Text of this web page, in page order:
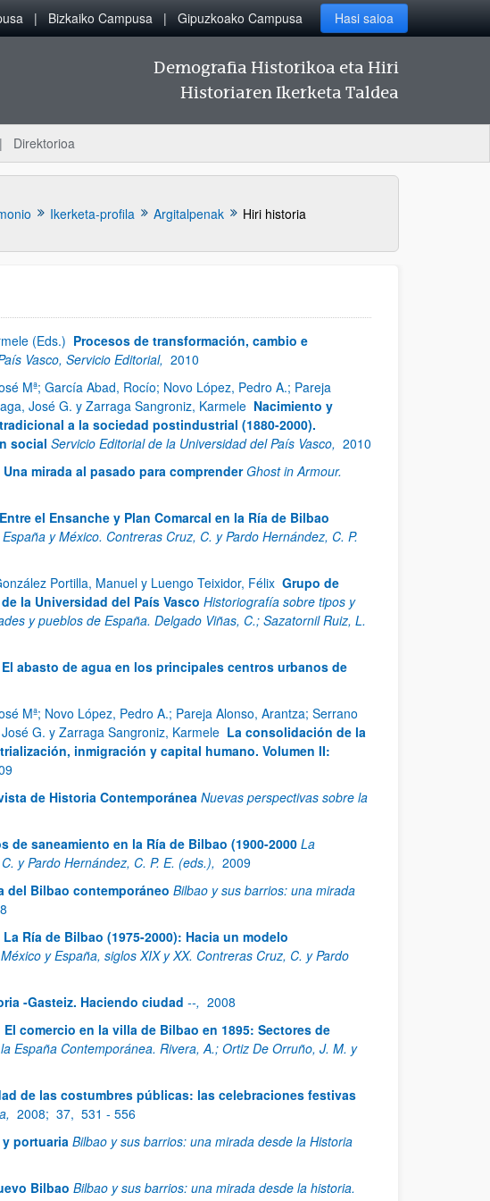
Bizkaiko Campusa Gipuzkoako Campusa Hasi saioa
Demografia Historikoa eta Hiri
Historiaren Ikerketa Taldea
Direktorioa
Ikerketa-profila Argitalpenak Hiri historia
(Eds.) Procesos de transformación, cambio e
Vasco, Servicio Editorial, 2010
Mª; García Abad, Rocío; Novo López, Pedro A.; Pareja
José G. y Zarraga Sangroniz, Karmele Nacimiento y
a la sociedad postindustrial (1880-2000).
social Servicio Editorial de la Universidad del País Vasco, 2010
Una mirada al pasado para comprender Ghost in Armour.
Entre el Ensanche y Plan Comarcal en la Ría de Bilbao
y México. Contreras Cruz, C. y Pardo Hernández, C. P.
Portilla, Manuel y Luengo Teixidor, Félix Grupo de
la Universidad del País Vasco Historiografía sobre tipos y
y pueblos de España. Delgado Viñas, C.; Sazatornil Ruiz, L.
abasto de agua en los principales centros urbanos de
Mª; Novo López, Pedro A.; Pareja Alonso, Arantza; Serrano
G. y Zarraga Sangroniz, Karmele La consolidación de la
inmigración y capital humano. Volumen II:
de Historia ContemporáneaNuevas perspectivas sobre la
de saneamiento en la Ría de Bilbao (1900-2000 La
y Pardo Hernández, C. P. E. (eds.), 2009
del Bilbao contemporáneo Bilbao y sus barrios: una mirada
La Ría de Bilbao (1975-2000): Hacia un modelo
y España, siglos XIX y XX. Contreras Cruz, C. y Pardo
-Gasteiz. Haciendo ciudad --, 2008
El comercio en la villa de Bilbao en 1895: Sectores de
España Contemporánea. Rivera, A.; Ortiz De Orruño, J. M. y
de las costumbres públicas: las celebraciones festivas
2008; 37, 531 - 556
portuaria Bilbao y sus barrios: una mirada desde la Historia
Bilbao Bilbao y sus barrios: una mirada desde la historia.